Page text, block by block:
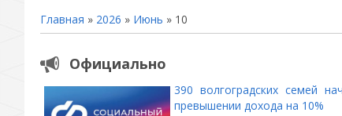
Главная » 2026 » Июнь » 10
Официально
390 волгоградских семей
превышении дохода на 10%